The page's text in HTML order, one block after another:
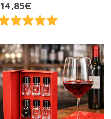
14,85€